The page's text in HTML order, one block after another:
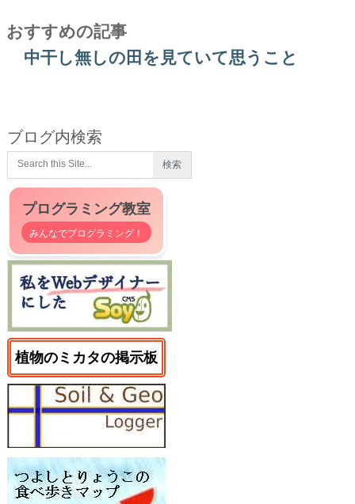
おすすめの記事
中干し無しの田を見ていて思うこと
ブログ内検索
プログラミング教室
みんなでプログラミング！
植物のミカタの掲示板